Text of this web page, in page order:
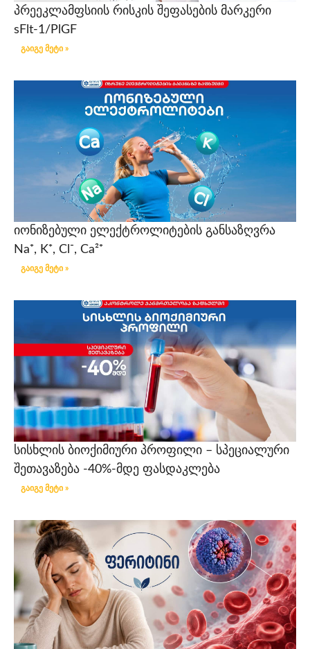
პრეეკლამფსიის რისკის შეფასების მარკერი
sFlt-1/PlGF
გაიგე მეტი »
იონიზებული ელექტროლიტების განსაზღვრა
Na⁺, K⁺, Cl⁻, Ca²⁺
გაიგე მეტი »
სისხლის ბიოქიმიური პროფილი – სპეციალური
შეთავაზება -40%-მდე ფასდაკლება
გაიგე მეტი »